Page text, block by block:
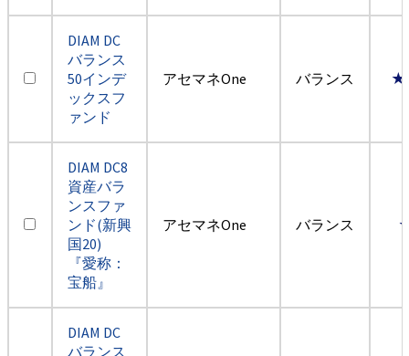
DIAM DC
バランス
50インデ
ックスフ
ァンド
アセマネOne バランス
DIAM DC8
資産バラ
ンスファ
ンド(新興
国20)
『愛称：
宝船』
アセマネOne バランス
DIAM DC
バランス